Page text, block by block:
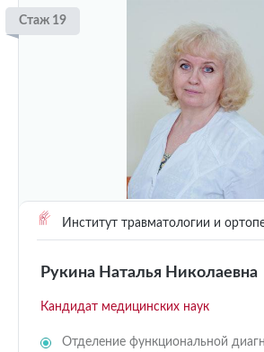
Стаж 19
Институт травматологии и
Рукина Наталья Николаевна
Кандидат медицинских наук
Отделение функциональной